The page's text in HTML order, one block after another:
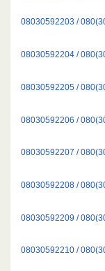
08030592203 /
08030592204 /
08030592205 /
08030592206 /
08030592207 /
08030592208 /
08030592209 /
08030592210 /